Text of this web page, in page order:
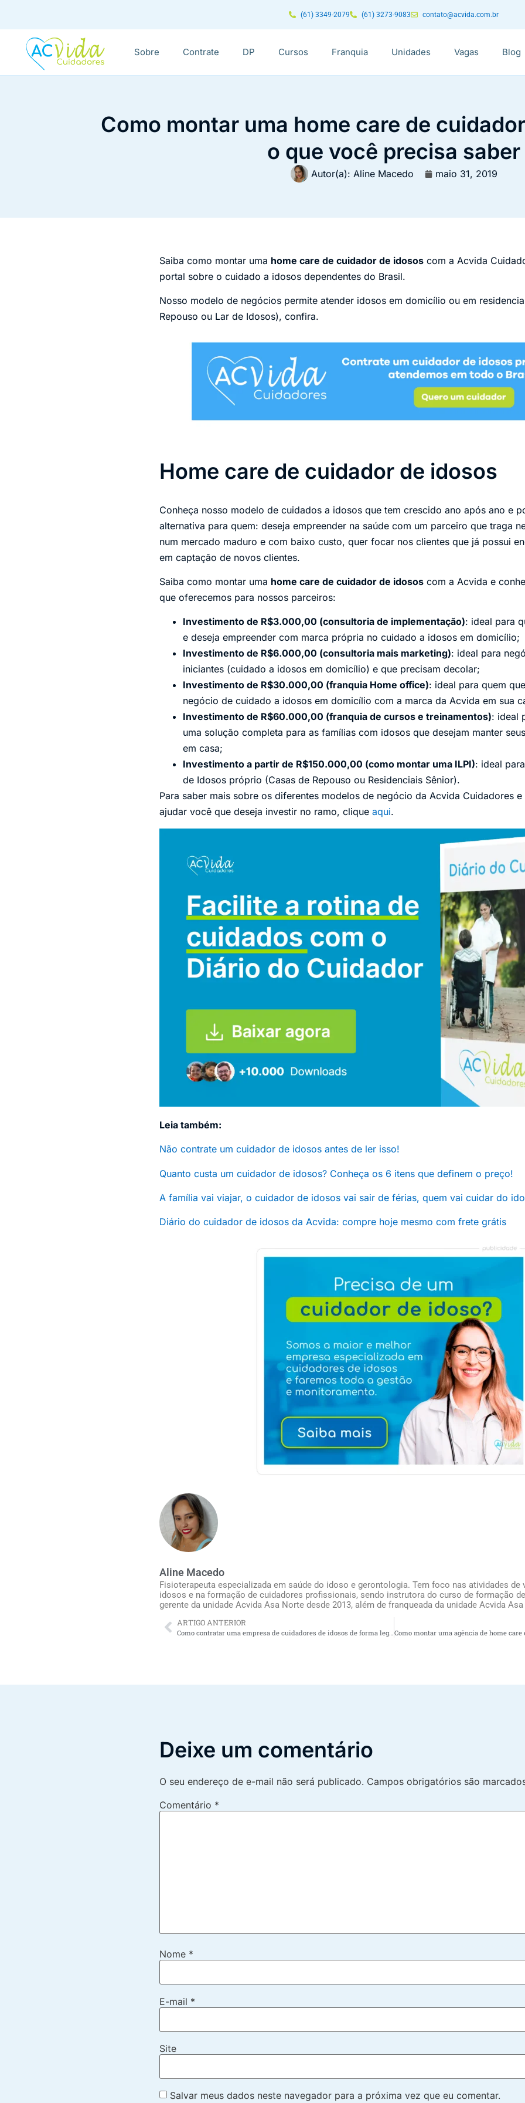
(61) 3349-2079 (61) 3273-9083 contato@acvida.com.br
Sobre Contrate DP Cursos Franquia Unidades Vagas Blog
Como montar uma home care de
o que você precisa saber
Autor(a): Aline Macedo maio 31, 2019
Saiba como montar uma home care de cuidador de idosos com a Acvida
portal sobre o cuidado a idosos dependentes do Brasil.
Nosso modelo de negócios permite atender idosos em domicílio ou em
Repouso ou Lar de Idosos), confira.
Home care de cuidador de idosos
Conheça nosso modelo de cuidados a idosos que tem crescido ano após ano e
alternativa para quem: deseja empreender na saúde com um parceiro que traga
num mercado maduro e com baixo custo, quer focar nos clientes que já possui
em captação de novos clientes.
Saiba como montar uma home care de cuidador de idosos com a Acvida e
que oferecemos para nossos parceiros:
Investimento de R$3.000,00 (consultoria de implementação): ideal para
e deseja empreender com marca própria no cuidado a idosos em domicílio;
Investimento de R$6.000,00 (consultoria mais marketing): ideal para
iniciantes (cuidado a idosos em domicílio) e que precisam decolar;
Investimento de R$30.000,00 (franquia Home office): ideal para quem
negócio de cuidado a idosos em domicílio com a marca da Acvida em sua
Investimento de R$60.000,00 (franquia de cursos e treinamentos): ideal
uma solução completa para as famílias com idosos que desejam manter
em casa;
Investimento a partir de R$150.000,00 (como montar uma ILPI): ideal
de Idosos próprio (Casas de Repouso ou Residenciais Sênior).
Para saber mais sobre os diferentes modelos de negócio da Acvida Cuidadores
ajudar você que deseja investir no ramo, clique aqui.
Leia também:
Não contrate um cuidador de idosos antes de ler isso!
Quanto custa um cuidador de idosos? Conheça os 6 itens que definem o preço!
A família vai viajar, o cuidador de idosos vai sair de férias, quem vai cuidar do
Diário do cuidador de idosos da Acvida: compre hoje mesmo com frete grátis
Aline Macedo
Fisioterapeuta especializada em saúde do idoso e gerontologia. Tem foco nas atividades de
idosos e na formação de cuidadores profissionais, sendo instrutora do curso de formação
gerente da unidade Acvida Asa Norte desde 2013, além de franqueada da unidade Acvida
ARTIGO ANTERIOR
Deixe um comentário
O seu endereço de e-mail não será publicado. Campos obrigatórios são
Comentário *
Nome *
E-mail *
Site
Salvar meus dados neste navegador para a próxima vez que eu comentar.